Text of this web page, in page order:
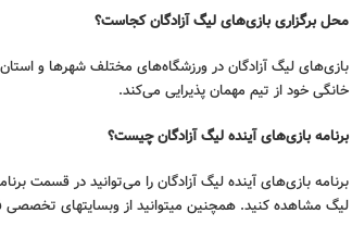
محل برگزاری بازی‌های لیگ آزادگان کجاست؟
بازی‌های لیگ آزادگان در ورزشگاه‌های مختلف شهرها و
خانگی خود از تیم مهمان پذیرایی می‌کند.
برنامه بازی‌های آینده لیگ آزادگان چیست؟
برنامه بازی‌های آینده لیگ آزادگان را می‌توانید در
لیگ مشاهده کنید. همچنین میتوانید از وبسایتهای تخصصی